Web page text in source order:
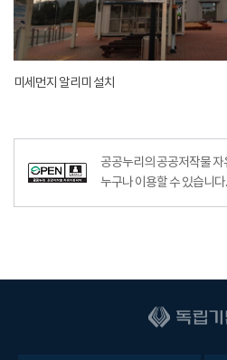
미세먼지 알리미 설치
공공누리의 공공저작물
누구나 이용할 수 있습니다.